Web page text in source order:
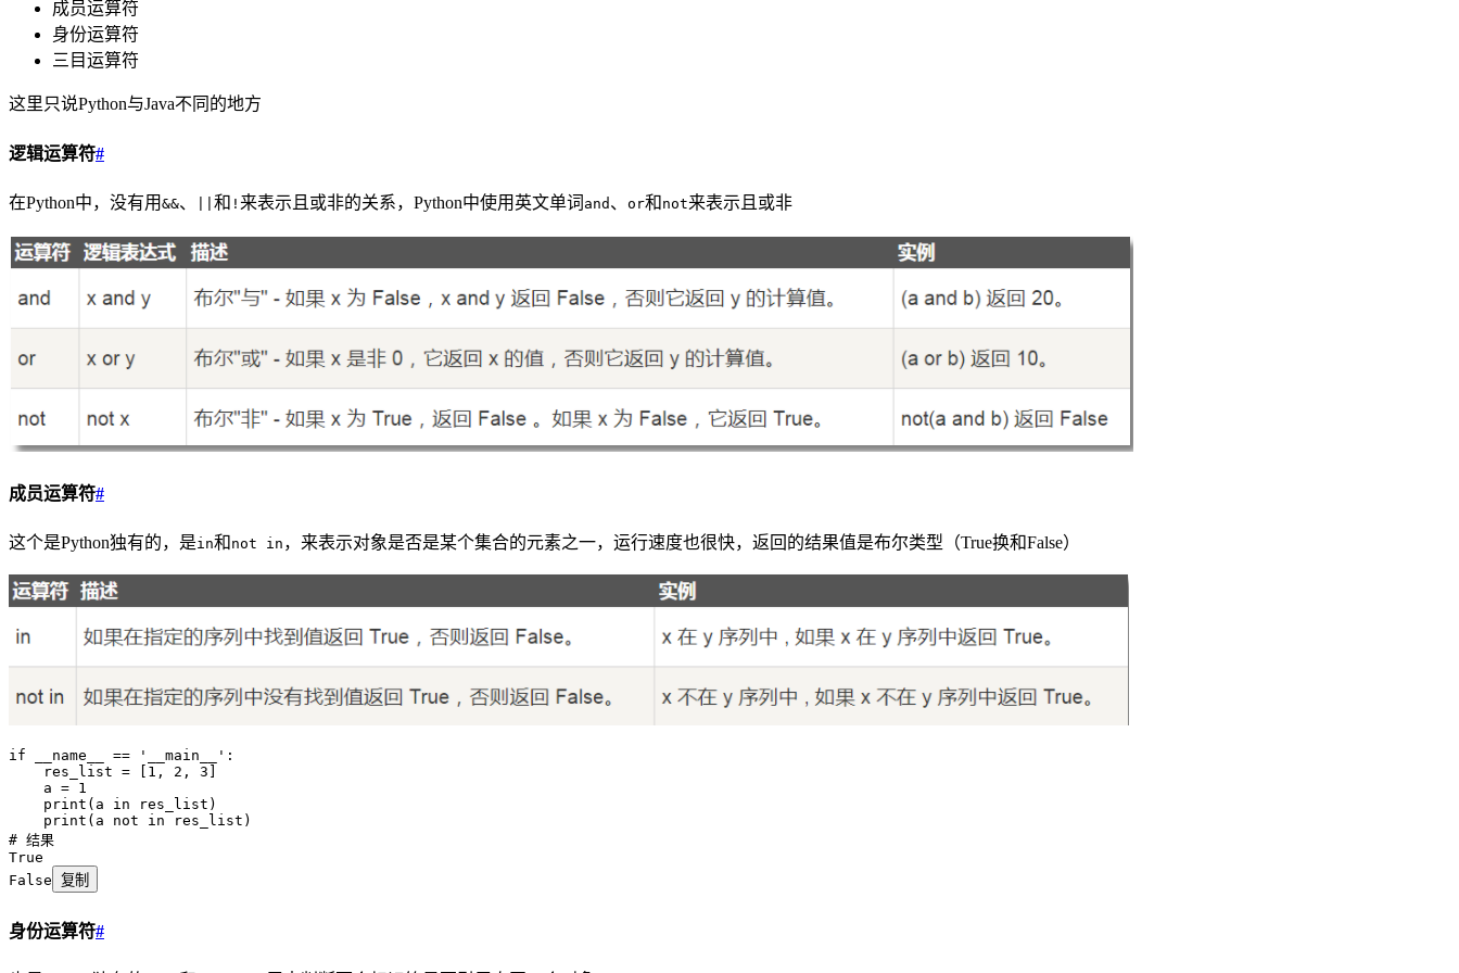
成员运算符
身份运算符
三目运算符
这里只说Python与Java不同的地方
逻辑运算符#
在Python中，没有用 &&、 和 ! 来表示且或非的关系，Python中使用英文单词 and 、 or和 not来表示且或非
成员运算符#
这个是Python独有的，是in和 not in ，来表示对象是否是某个集合的元素之一，运行速度也很快，返回的结果值是布尔类型（True换和False）
if __name__ == ' __main__ ' :
    res_list
= 1 , 2 , 3
    a
= 1
    print
( a in res_list )
    print
( a not in res_list )
# 结果
True
False 复制
身份运算符#